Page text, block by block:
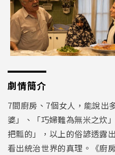
劇情簡介
7間廚房、7個女人，能說出
婆」、「巧婦難為無米之炊
把瓢的」，以上的俗諺透露
看出統治世界的真理。《廚